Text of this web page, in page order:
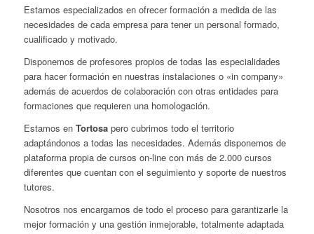
Estamos especializados en ofrecer formación a medida de las
necesidades de cada empresa para tener un personal formado,
cualificado y motivado.
Disponemos de profesores propios de todas las especialidades
para hacer formación en nuestras instalaciones o «in company»
además de acuerdos de colaboración con otras entidades para
formaciones que requieren una homologación.
Estamos en Tortosapero cubrimos todo el territorio
adaptándonos a todas las necesidades. Además disponemos de
plataforma propia de cursos on-line con más de 2.000 cursos
diferentes que cuentan con el seguimiento y soporte de nuestros
tutores.
Nosotros nos encargamos de todo el proceso para garantizarle la
mejor formación y una gestión inmejorable, totalmente adaptada